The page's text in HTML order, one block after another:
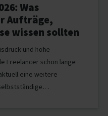
Was
Aufträge,
wissen sollten
und hohe
Freelancer schon lange
eine weitere